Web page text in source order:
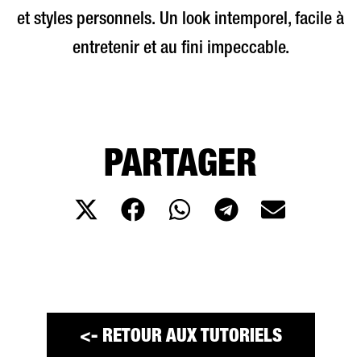
et styles personnels. Un look intemporel, facile à
entretenir et au fini impeccable.
PARTAGER
<- RETOUR AUX TUTORIELS